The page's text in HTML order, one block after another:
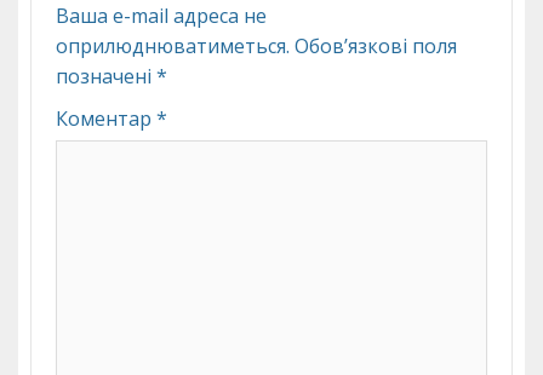
Ваша e-mail адреса не
оприлюднюватиметься. Обов’язкові поля
позначені *
Коментар *